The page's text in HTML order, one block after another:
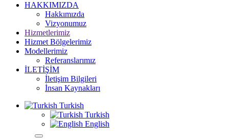
HAKKIMIZDA
Hakkımızda
Vizyonumuz
Hizmetlerimiz
Hizmet Bölgelerimiz
Modellerimiz
Referanslarımız
İLETİŞİM
İletişim Bilgileri
İnsan Kaynakları
Turkish
Turkish
English